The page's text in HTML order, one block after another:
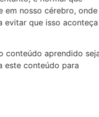
em nosso cérebro, onde
evitar que isso
conteúdo aprendido
este conteúdo para